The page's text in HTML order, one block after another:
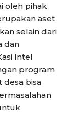
oleh pihak
aset
selain dari
dan
Intel
program
desa bisa